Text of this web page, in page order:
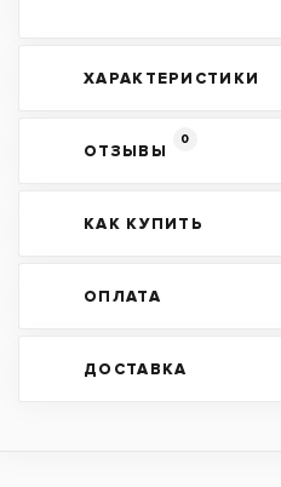
ХАРАКТЕРИСТИКИ
ОТЗЫВЫ
0
КАК КУПИТЬ
ОПЛАТА
ДОСТАВКА